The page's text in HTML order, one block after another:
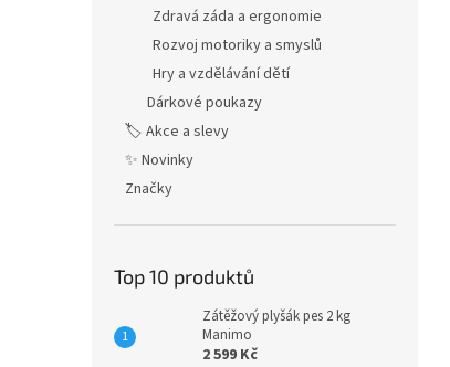
Zdravá záda a ergonomie
Rozvoj motoriky a smyslů
Hry a vzdělávání dětí
Dárkové poukazy
🏷️ Akce a slevy
✨ Novinky
Značky
Top 10 produktů
Zátěžový plyšák pes 2 kg
Manimo
2 599 Kč